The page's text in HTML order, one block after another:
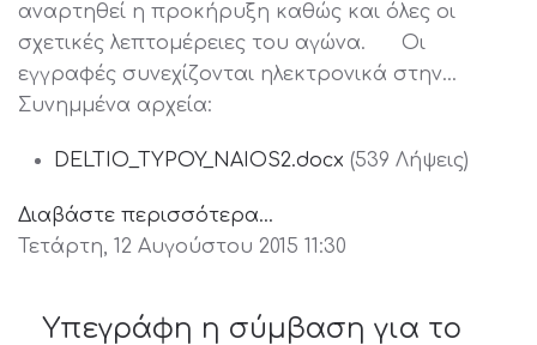
αναρτηθεί η προκήρυξη καθώς και όλες οι
σχετικές λεπτομέρειες του αγώνα. Οι
εγγραφές συνεχίζονται ηλεκτρονικά στην…
Συνημμένα αρχεία:
DELTIO_TYPOY_NAIOS2.docx (539 Λήψεις)
Διαβάστε περισσότερα...
Τετάρτη, 12 Αυγούστου 2015 11:30
Υπεγράφη η σύμβαση για το